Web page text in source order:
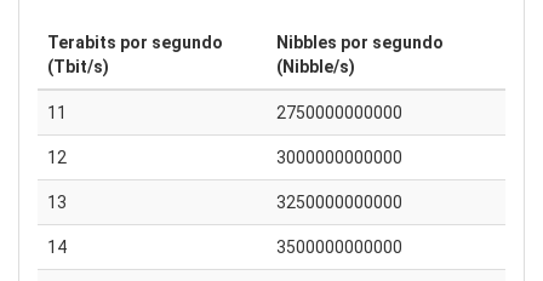
Terabits por segundo
(Tbit/s)
Nibbles por segundo
(Nibble/s)
11 2750000000000
12 3000000000000
13 3250000000000
14 3500000000000